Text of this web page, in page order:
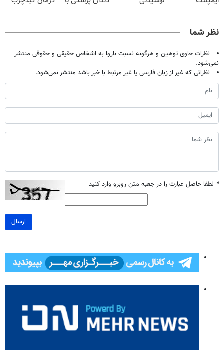
نظر شما
نظرات حاوی توهین و هرگونه نسبت ناروا به اشخاص حقیقی و حقوقی منتشر
نمی‌شود.
نظراتی که غیر از زبان فارسی یا غیر مرتبط با خبر باشد منتشر نمی‌شود.
* لطفا حاصل عبارت را در جعبه متن روبرو وارد کنید
ارسال